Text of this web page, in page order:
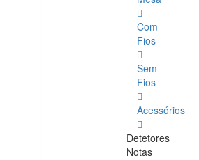
Com
Fios
Sem
Fios
Acessórios
Detetores
Notas